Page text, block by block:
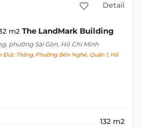
Detail
m2 The LandMark Building
, phường Sài Gòn, Hồ Chí Minh
Thắng, Phường Bến Nghé, Quận 1, Hồ
132 m2